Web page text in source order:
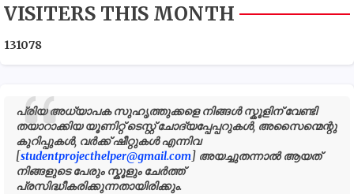
VISITERS THIS MONTH
131078
പ്രിയ അധ്യാപക സുഹൃത്തുക്കളെ നിങ്ങൾ സ്കൂളിന് വേണ്ടി
തയാറാക്കിയ യൂണിറ്റ് ടെസ്റ്റ് ചോദ്യപ്പേപ്പറുകൾ, അസൈന്മെന്റു
കുറിപ്പുകൾ, വർക്ക് ഷീറ്റുകൾ എന്നിവ
[studentprojecthelper@gmail.com] അയച്ചുതന്നാൽ ആയത്
നിങ്ങളുടെ പേരും സ്കൂളും ചേർത്ത്
പ്രസിദ്ധീകരിക്കുന്നതായിരിക്കും.